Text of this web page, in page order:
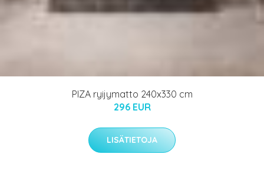
PIZA ryijymatto 240x330 cm
296 EUR
LISÄTIETOJA